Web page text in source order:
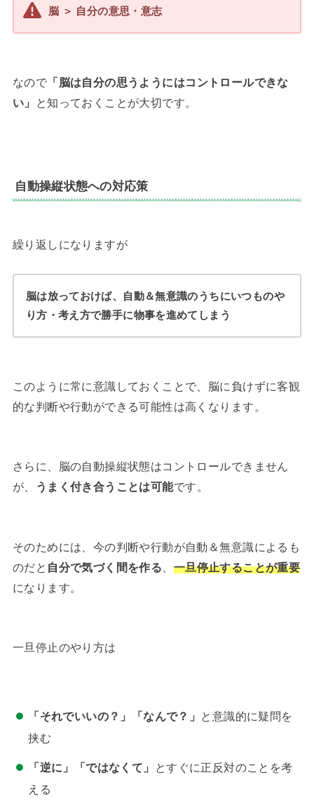
脳 ＞ 自分の意思・意志
なので 「脳は自分の思うようにはコントロールできな
い」
と知っておくことが大切です。
自動操縦状態への対応策
繰り返しになりますが
脳は放っておけば、自動＆無意識のうちにいつものや
り方・考え方で勝手に物事を進めてしまう
このように常に意識しておくことで、脳に負けずに客観
的な判断や行動ができる可能性は高くなります。
さらに、脳の自動操縦状態はコントロールできません
が、
うまく付き合うことは可能です。
そのためには、今の判断や行動が自動＆無意識によるも
のだと 自分で気づく間を作る
一旦停止することが重要
になります。
一旦停止のやり方は
「それでいいの？」「なんで？」 と意識的に疑問を
挟む
「逆に」「ではなくて」
とすぐに正反対のことを考
える